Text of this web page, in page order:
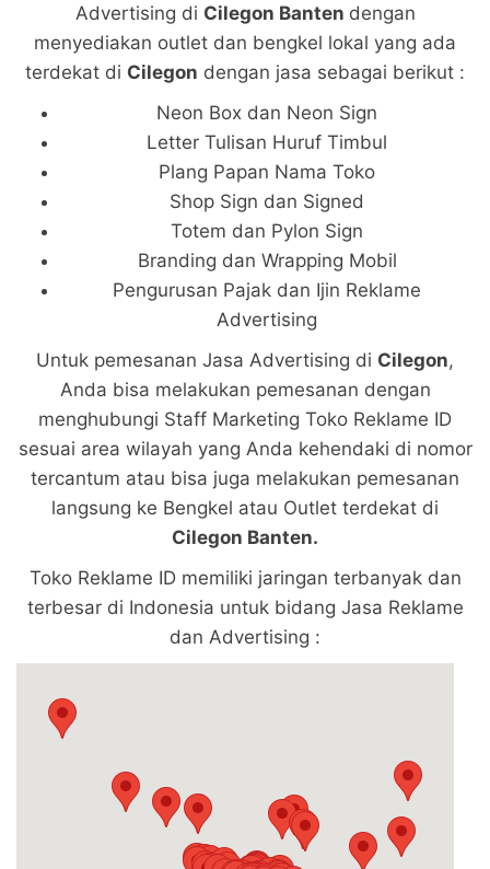
Advertising di Cilegon Banten dengan
menyediakan outlet dan bengkel lokal yang ada
terdekat di Cilegon dengan jasa sebagai berikut :
Neon Box dan Neon Sign
Letter Tulisan Huruf Timbul
Plang Papan Nama Toko
Shop Sign dan Signed
Totem dan Pylon Sign
Branding dan Wrapping Mobil
Pengurusan Pajak dan Ijin Reklame
Advertising
Untuk pemesanan Jasa Advertising di Cilegon,
Anda bisa melakukan pemesanan dengan
menghubungi Staff Marketing Toko Reklame ID
sesuai area wilayah yang Anda kehendaki di nomor
tercantum atau bisa juga melakukan pemesanan
langsung ke Bengkel atau Outlet terdekat di
Cilegon Banten.
Toko Reklame ID memiliki jaringan terbanyak dan
terbesar di Indonesia untuk bidang Jasa Reklame
dan Advertising :